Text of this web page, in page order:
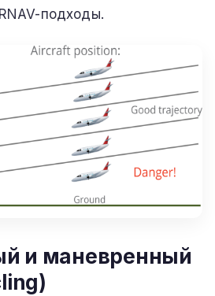
подходы.
и маневренный